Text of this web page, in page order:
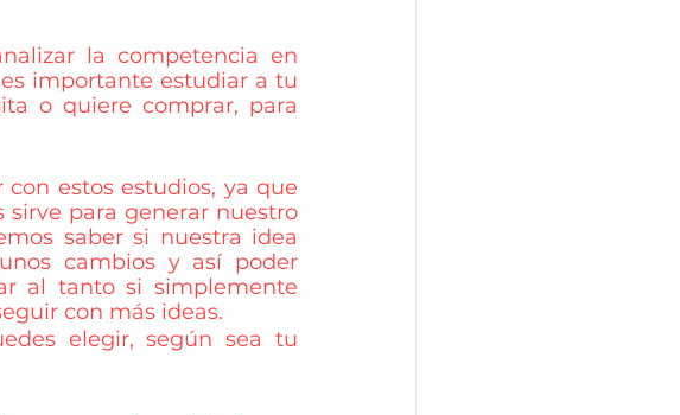
la competencia en
importante estudiar a tu
o quiere comprar, para
estos estudios, ya que
para generar nuestro
saber si nuestra idea
cambios y así poder
al tanto si simplemente
con más ideas.
elegir, según sea tu